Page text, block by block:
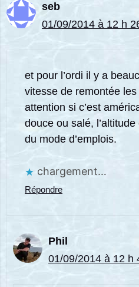
seb
01/09/2014 à 12 h
et pour l’ordi il y a
vitesse de remontée
attention si c’est
douce ou salé,
du mode d’emplois.
chargement…
Répondre
Phil
01/09/2014 à 12 h